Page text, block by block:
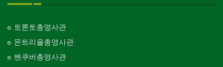
토론토총영사관
몬트리올총영사관
벤쿠버총영사관